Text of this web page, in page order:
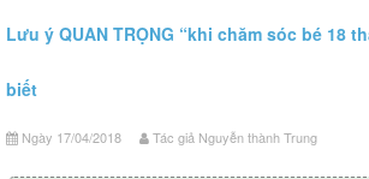
Lưu ý QUAN TRỌNG “khi chăm sóc bé 18
biết
Ngày 17/04/2018 Tác giả Nguyễn thành Trung